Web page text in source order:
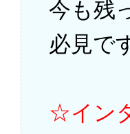
今も残
必見で
☆イン